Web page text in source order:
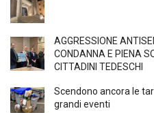
AGGRESSIONE
CONDANNA E PIENA
CITTADINI TEDESCHI
Scendono ancora le
grandi eventi